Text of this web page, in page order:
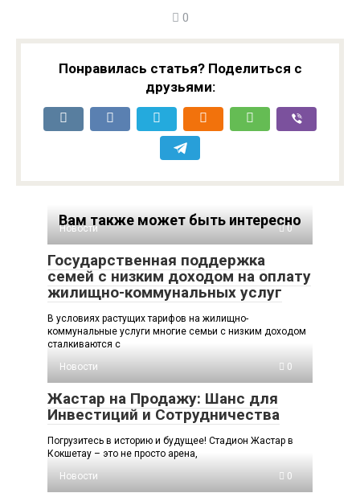
0
Понравилась статья? Поделиться с
друзьями:
Вам также может быть интересно
Новости 0
Государственная поддержка
семей с низким доходом на оплату
жилищно-коммунальных услуг
В условиях растущих тарифов на жилищно-
коммунальные услуги многие семьи с низким доходом
сталкиваются с
Новости
0
Жастар на Продажу: Шанс для
Инвестиций и Сотрудничества
Погрузитесь в историю и будущее! Стадион Жастар в
Кокшетау – это не просто арена,
Новости
0